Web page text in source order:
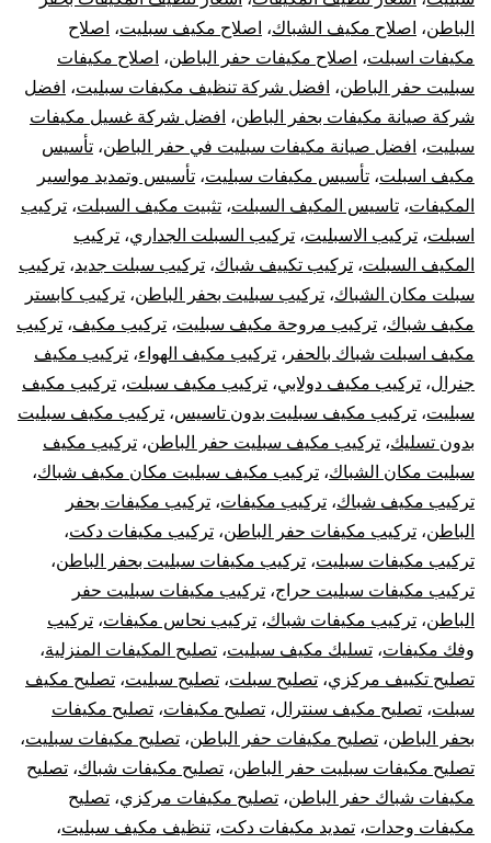
الباطن
سبليت
مركزي
دولابي
شباك
كونسيلد
الباطن، اصلاح مكيف الشباك، اصلاح مكيف سبليت، اصلاح
مكيفات اسبلت، اصلاح مكيفات حفر الباطن، اصلاح مكيفات
سبليت حفر الباطن، افضل شركة تنظيف مكيفات سبليت، افضل
شركة صيانة مكيفات بحفر الباطن، افضل شركة غسيل مكيفات
سبليت، افضل صيانة مكيفات سبليت في حفر الباطن، تأسيس
مكيف اسبلت، تأسيس مكيفات سبليت، تأسيس وتمديد مواسير
المكيفات، تاسيس المكيف السبلت، تثبيت مكيف السبلت، تركيب
اسبلت، تركيب الاسبليت، تركيب السبلت الجداري، تركيب
المكيف السبلت، تركيب تكييف شباك، تركيب سبلت جديد، تركيب
سبلت مكان الشباك، تركيب سبليت بحفر الباطن، تركيب كابستر
مكيف شباك، تركيب مروحة مكيف سبليت، تركيب مكيف، تركيب
مكيف اسبلت شباك بالحفر ، تركيب مكيف الهواء، تركيب مكيف
جنرال، تركيب مكيف دولابي، تركيب مكيف سبلت، تركيب مكيف
سبليت، تركيب مكيف سبليت بدون تاسيس، تركيب مكيف سبليت
بدون تسليك، تركيب مكيف سبليت حفر الباطن، تركيب مكيف
سبليت مكان الشباك، تركيب مكيف سبليت مكان مكيف شباك،
تركيب مكيف شباك، تركيب مكيفات، تركيب مكيفات بحفر
الباطن، تركيب مكيفات حفر الباطن، تركيب مكيفات دكت،
تركيب مكيفات سبليت، تركيب مكيفات سبليت بحفر الباطن،
تركيب مكيفات سبليت حراج، تركيب مكيفات سبليت حفر
الباطن، تركيب مكيفات شباك، تركيب نحاس مكيفات، تركيب
وفك مكيفات، تسليك مكيف سبليت، تصليح المكيفات المنزلية،
تصليح تكييف مركزي، تصليح سبلت، تصليح سبليت، تصليح مكيف
سبلت، تصليح مكيف سنترال، تصليح مكيفات، تصليح مكيفات
بحفر الباطن، تصليح مكيفات حفر الباطن، تصليح مكيفات سبليت،
تصليح مكيفات سبليت حفر الباطن، تصليح مكيفات شباك، تصليح
مكيفات شباك حفر الباطن، تصليح مكيفات مركزي، تصليح
مكيفات وحدات، تمديد مكيفات دكت، تنظيف مكيف سبليت،